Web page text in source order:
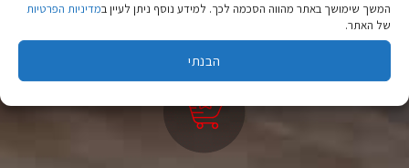
המשך שימושך באתר מהווה הסכמה לכך. למידע נוסף ניתן לעיין במדיניות הפרטיות
של האתר.
הבנתי
מספר
סוגים.
ניתן
את
בעמוד
מספר
ניתן
את
בעמוד
המוצר